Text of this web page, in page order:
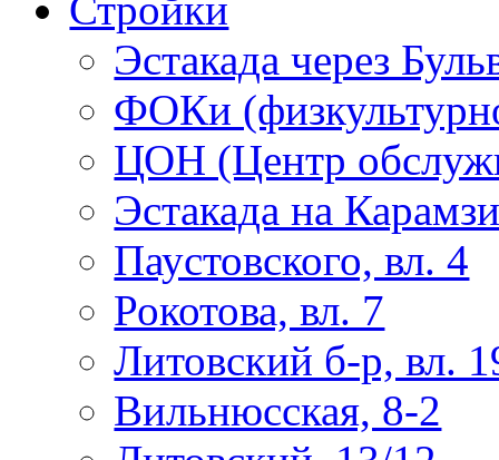
Стройки
Эстакада через
ФОКи
ЦОН (Центр
Эстакада на
Паустовского, вл. 4
Рокотова, вл. 7
Литовский б-р, вл.
Вильнюсская, 8-2